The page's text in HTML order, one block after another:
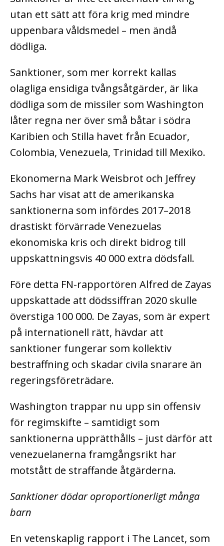
utan ett sätt att föra krig med mindre
uppenbara våldsmedel – men ändå
dödliga.
Sanktioner, som mer korrekt kallas
olagliga ensidiga tvångsåtgärder, är lika
dödliga som de missiler som Washington
låter regna ner över små båtar i södra
Karibien och Stilla havet från Ecuador,
Colombia, Venezuela, Trinidad till Mexiko.
Ekonomerna Mark Weisbrot och Jeffrey
Sachs har visat att de amerikanska
sanktionerna som infördes 2017–2018
drastiskt förvärrade Venezuelas
ekonomiska kris och direkt bidrog till
uppskattningsvis 40 000 extra dödsfall.
Före detta FN-rapportören Alfred de Zayas
uppskattade att dödssiffran 2020 skulle
överstiga 100 000. De Zayas, som är expert
på internationell rätt, hävdar att
sanktioner fungerar som kollektiv
bestraffning och skadar civila snarare än
regeringsföreträdare.
Washington trappar nu upp sin offensiv
för regimskifte – samtidigt som
sanktionerna upprätthålls – just därför att
venezuelanerna framgångsrikt har
motstått de straffande åtgärderna.
Sanktioner dödar oproportionerligt många
barn
En vetenskaplig rapport i The Lancet, som